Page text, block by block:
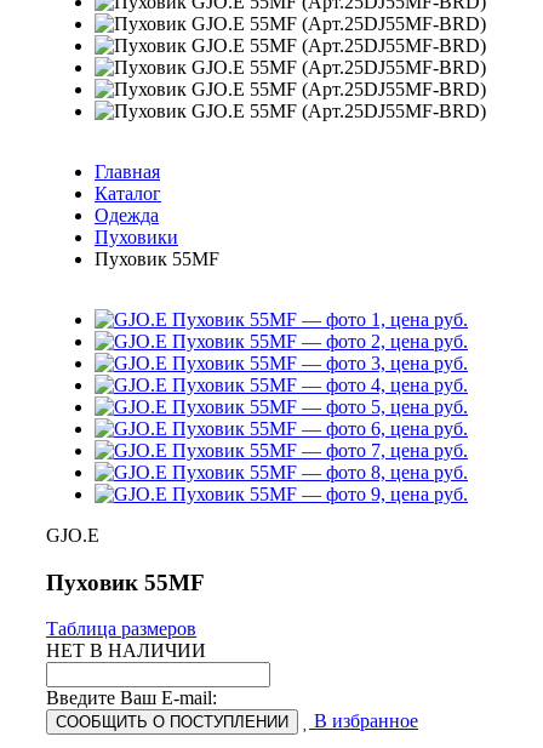
Главная
Каталог
Одежда
Пуховики
Пуховик 55MF
GJO.E
Пуховик 55MF
Таблица размеров
НЕТ В НАЛИЧИИ
Введите Ваш E-mail:
СООБЩИТЬ О ПОСТУПЛЕНИИ В избранное